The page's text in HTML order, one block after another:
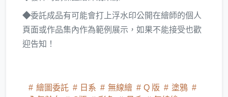
◆委託成品有可能會打上浮水印公開在繪師的個人
頁面或作品集內作為範例展示，如果不能接受也歡
迎告知！
繪圖委託 日系 無線繪 Q 版
塗鴉